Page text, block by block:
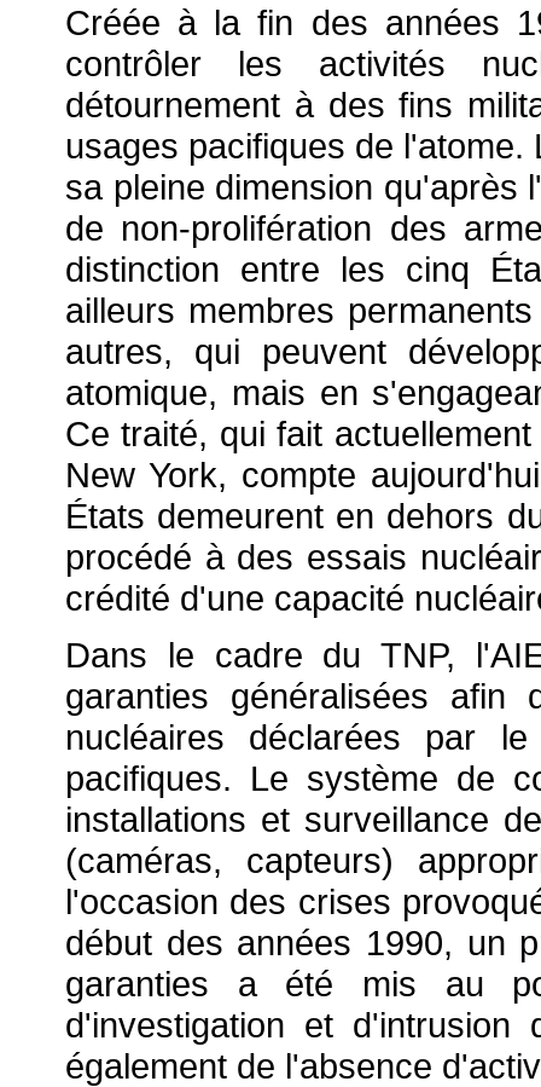
Créée à la fin des années
contrôler les activités
détournement à des fins
usages pacifiques de
sa pleine dimension qu'après
de non-prolifération des
distinction entre les cinq
ailleurs membres
autres, qui peuvent
atomique, mais en
Ce traité, qui fait
New York, compte
États demeurent en dehors
procédé à des essais
crédité d'une capacité
Dans le cadre du TNP,
garanties généralisées
nucléaires déclarées par
pacifiques. Le système de
installations et surveillance
(caméras, capteurs)
l'occasion des crises
début des années 1990, un
garanties a été mis au
d'investigation et
également de l'absence